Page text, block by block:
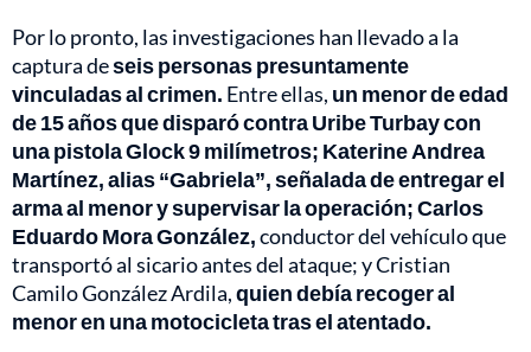
Por lo pronto, las investigaciones han llevado a la
captura deseis personas presuntamente
vinculadas al crimen. Entre ellas, un menor de edad
de 15 años que disparó contra Uribe Turbay con
una pistola Glock 9 milímetros; Katerine Andrea
Martínez, alias “Gabriela”, señalada de entregar el
arma al menor y supervisar la operación; Carlos
Eduardo Mora González,conductor del vehículo que
transportó al sicario antes del ataque; y Cristian
Camilo González Ardila,quien debía recoger al
menor en una motocicleta tras el atentado.